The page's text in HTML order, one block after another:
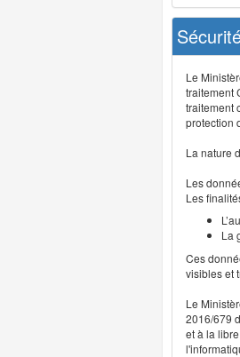
Le
traitement
traitement
protection
La nature
Les
Les
La
Ces
visibles et
Le
2016/679
et à la